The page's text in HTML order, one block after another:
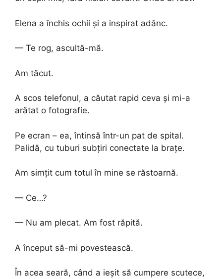
Elena a închis ochii și a inspirat adânc.
— Te rog, ascultă-mă.
Am tăcut.
A scos telefonul, a căutat rapid ceva și mi-a
arătat o fotografie.
Pe ecran – ea, întinsă într-un pat de spital.
Palidă, cu tuburi subțiri conectate la brațe.
Am simțit cum totul în mine se răstoarnă.
— Ce…?
— Nu am plecat. Am fost răpită.
A început să-mi povestească.
În acea seară, când a ieșit să cumpere scutece,